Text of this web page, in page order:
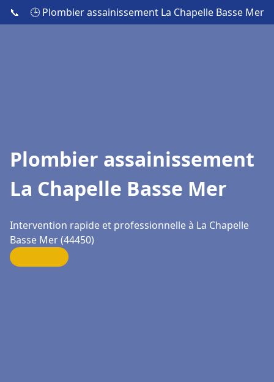
📞 🕒 Plombier assainissement La Chapelle Basse Mer
Plombier assainissement
La Chapelle Basse Mer
Intervention rapide et professionnelle à La Chapelle
Basse Mer (44450)